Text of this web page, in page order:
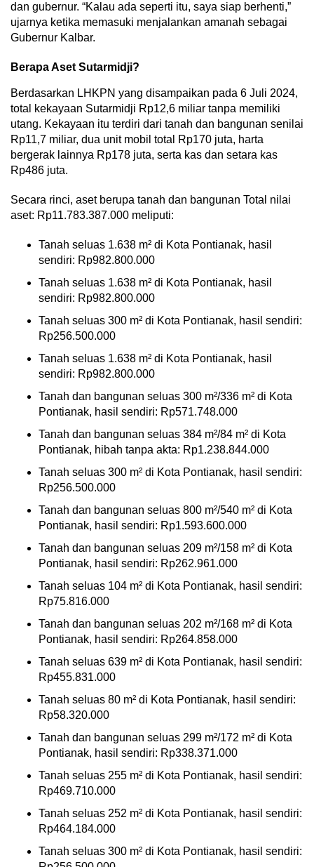
dan gubernur. “Kalau ada seperti itu, saya siap berhenti,”
ujarnya ketika memasuki menjalankan amanah sebagai
Gubernur Kalbar.
Berapa Aset Sutarmidji?
Berdasarkan LHKPN yang disampaikan pada 6 Juli 2024,
total kekayaan Sutarmidji Rp12,6 miliar tanpa memiliki
utang. Kekayaan itu terdiri dari tanah dan bangunan senilai
Rp11,7 miliar, dua unit mobil total Rp170 juta, harta
bergerak lainnya Rp178 juta, serta kas dan setara kas
Rp486 juta.
Secara rinci, aset berupa tanah dan bangunan Total nilai
aset: Rp11.783.387.000 meliputi:
Tanah seluas 1.638 m² di Kota Pontianak, hasil
sendiri: Rp982.800.000
Tanah seluas 1.638 m² di Kota Pontianak, hasil
sendiri: Rp982.800.000
Tanah seluas 300 m² di Kota Pontianak, hasil sendiri:
Rp256.500.000
Tanah seluas 1.638 m² di Kota Pontianak, hasil
sendiri: Rp982.800.000
Tanah dan bangunan seluas 300 m²/336 m² di Kota
Pontianak, hasil sendiri: Rp571.748.000
Tanah dan bangunan seluas 384 m²/84 m² di Kota
Pontianak, hibah tanpa akta: Rp1.238.844.000
Tanah seluas 300 m² di Kota Pontianak, hasil sendiri:
Rp256.500.000
Tanah dan bangunan seluas 800 m²/540 m² di Kota
Pontianak, hasil sendiri: Rp1.593.600.000
Tanah dan bangunan seluas 209 m²/158 m² di Kota
Pontianak, hasil sendiri: Rp262.961.000
Tanah seluas 104 m² di Kota Pontianak, hasil sendiri:
Rp75.816.000
Tanah dan bangunan seluas 202 m²/168 m² di Kota
Pontianak, hasil sendiri: Rp264.858.000
Tanah seluas 639 m² di Kota Pontianak, hasil sendiri:
Rp455.831.000
Tanah seluas 80 m² di Kota Pontianak, hasil sendiri:
Rp58.320.000
Tanah dan bangunan seluas 299 m²/172 m² di Kota
Pontianak, hasil sendiri: Rp338.371.000
Tanah seluas 255 m² di Kota Pontianak, hasil sendiri:
Rp469.710.000
Tanah seluas 252 m² di Kota Pontianak, hasil sendiri:
Rp464.184.000
Tanah seluas 300 m² di Kota Pontianak, hasil sendiri: